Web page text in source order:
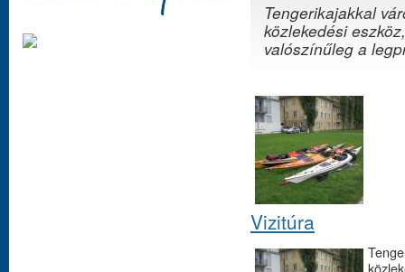
Tengerikajakkal
közlekedési
valószínűleg a
Vizitúra